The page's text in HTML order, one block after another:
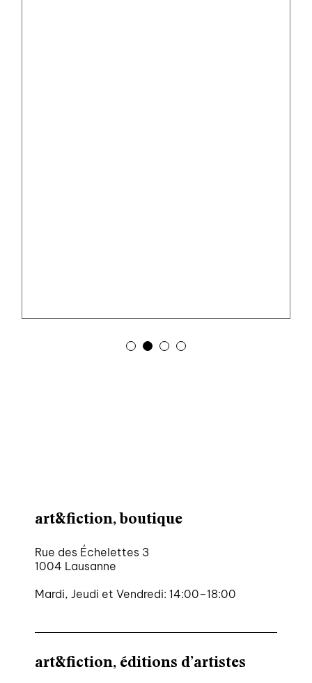
art&fiction, boutique
Rue des Échelettes 3
1004 Lausanne
Mardi, Jeudi et Vendredi: 14:00–18:00
art&fiction, éditions d’artistes